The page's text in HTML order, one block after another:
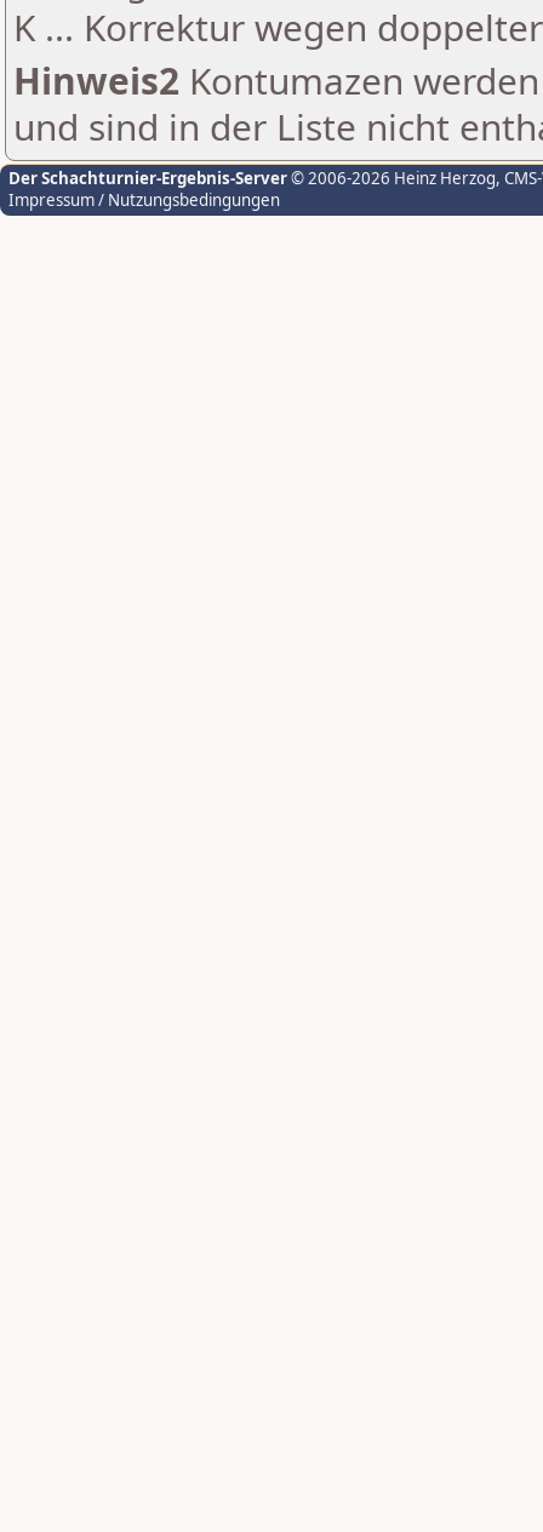
K ... Korrektur wegen
Hinweis2 Kontumazen
und sind in der Liste nicht
Der Schachturnier-Ergebnis-Server© 2006-2026 Heinz Herzog,
Impressum / Nutzungsbedingungen